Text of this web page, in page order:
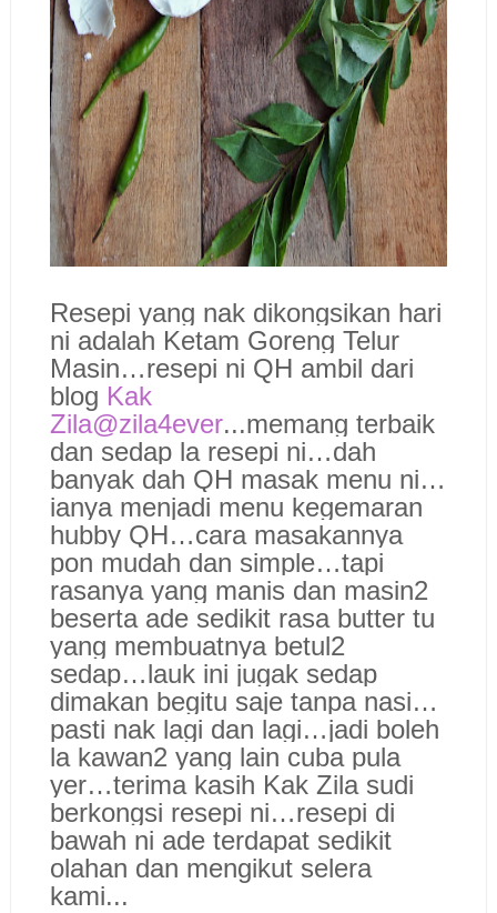
Resepi yang nak dikongsikan hari
ni adalah Ketam Goreng Telur
Masin…resepi ni QH ambil dari
blog Kak
Zila@zila4ever...memang terbaik
dan sedap la resepi ni…dah
banyak dah QH masak menu ni…
ianya menjadi menu kegemaran
hubby QH…cara masakannya
pon mudah dan simple…tapi
rasanya yang manis dan masin2
beserta ade sedikit rasa butter tu
yang membuatnya betul2
sedap…lauk ini jugak sedap
dimakan begitu saje tanpa nasi…
pasti nak lagi dan lagi…jadi boleh
la kawan2 yang lain cuba pula
yer…terima kasih Kak Zila sudi
berkongsi resepi ni…resepi di
bawah ni ade terdapat sedikit
olahan dan mengikut selera
kami...